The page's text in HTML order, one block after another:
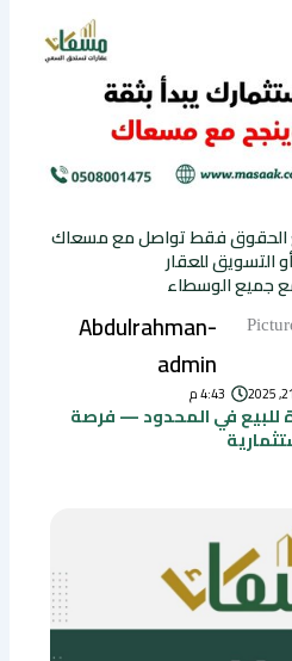
الحقوق فقط تواصل مع مسعاك
التسويق للعقار
جميع الوسطاء
Abdulrahman-
admin
4:43 م
للبيع في المحدود — فرصة